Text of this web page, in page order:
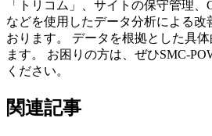
「トリコム」、サイトの保守管理
などを使用したデータ分析による改
おります。 データを根拠とした具
ます。 お困りの方は、ぜひSMC-
ください。
関連記事